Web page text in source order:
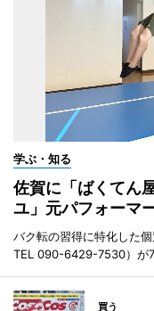
学ぶ・知る
佐賀に「ばくてん
ユ」元パフォーマ
バク転の習得に特化した
TEL 090-6429-7530）が7
買う